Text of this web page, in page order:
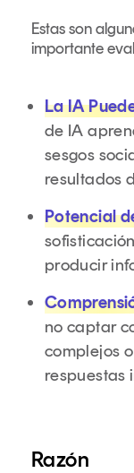
Estas son
importante
La IA
de IA
sesgos
resultados
Potencial
producir
no captar
complejos
respuestas
Razón